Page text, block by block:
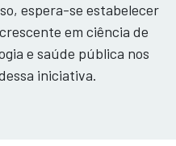
espera-se estabelecer
em ciência de
e saúde pública nos
iniciativa.